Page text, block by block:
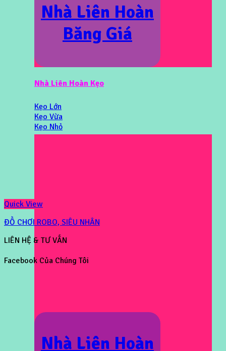
Nhà Liên Hoàn
Băng Giá
Nhà Liên Hoàn Kẹo
Kẹo Lớn
Kẹo Vừa
Kẹo Nhỏ
Nhà Liên Hoàn
Quick View
ĐỒ CHƠI ROBO, SIÊU NHÂN
LIÊN HỆ & TƯ VẤN
Facebook Của Chúng Tôi